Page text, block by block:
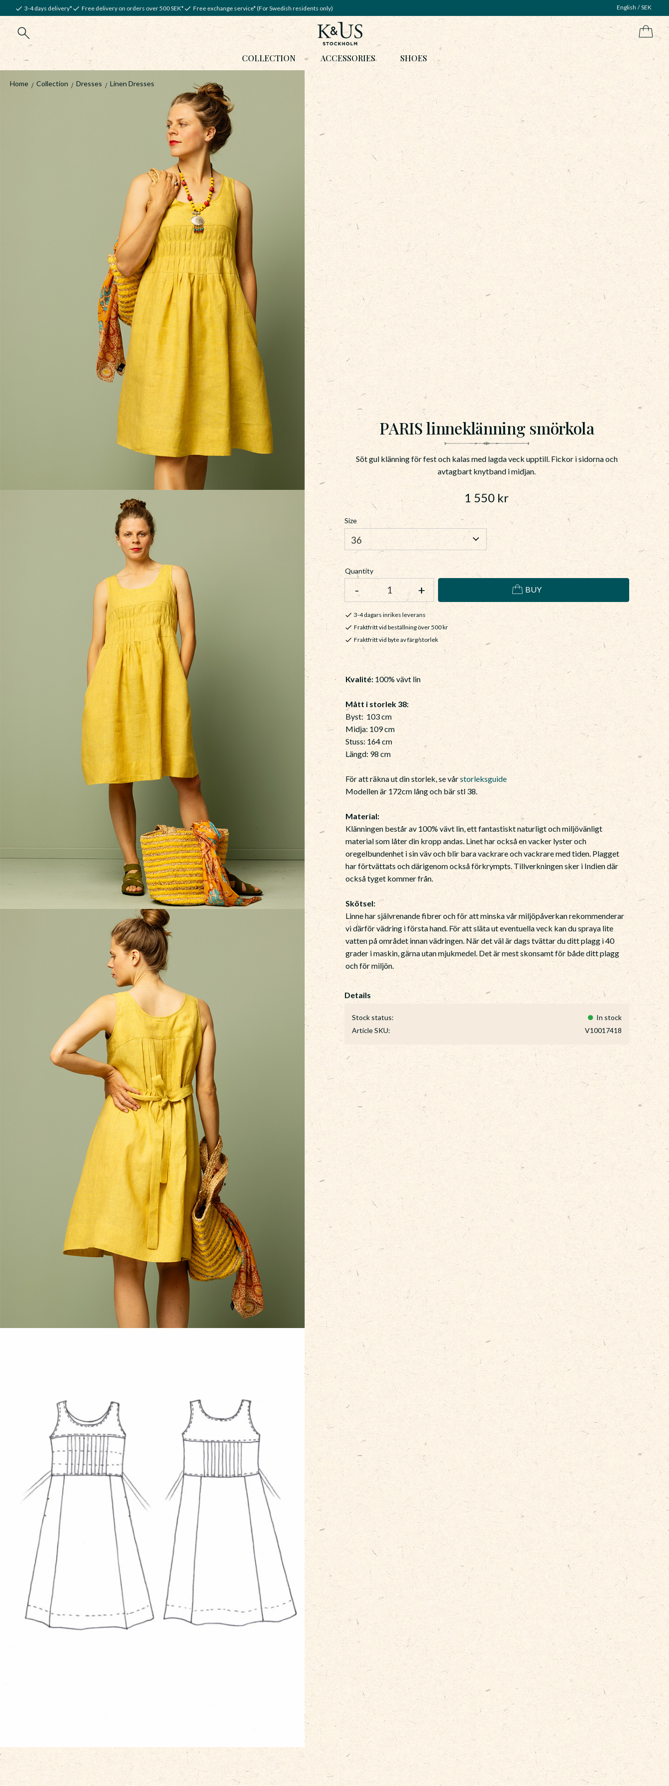
3-4 days delivery* Free delivery on orders over 500 SEK* Free exchange service* (For Swedish residents only)
COLLECTION ACCESSORIES SHOES
English SEK
Home Collection Dresses Linen Dresses
PARIS linneklänning smörkola
Söt gul klänning för fest och kalas med lagda veck upptill. Fickor i sidorna och
avtagbart knytband i midjan.
1 550 kr
Size
Quantity
+
- BUY
3-4 dagars inrikes leverans
Fraktfritt vid beställning över 500 kr
Fraktfritt vid byte av färg/storlek
Stock status
In stock
Article SKU
V10017418
Kvalité: 100% vävt lin
Mått i storlek 38:
Byst: 103 cm
Midja: 109 cm
Stuss: 164 cm
Längd: 98 cm
För att räkna ut din storlek, se vårstorleksguide
Modellen är 172cm lång och bär stl 38.
Material:
Klänningen består av 100% vävt lin, ett fantastiskt naturligt och miljövänligt
material som låter din kropp andas. Linet har också en vacker lyster och
oregelbundenhet i sin väv och blir bara vackrare och vackrare med tiden. Plagget
har förtvättats och därigenom också förkrympts. Tillverkningen sker i Indien där
också tyget kommer från.
Skötsel:
Linne har självrenande fibrer och för att minska vår miljöpåverkan rekommenderar
vi därför vädring i första hand. För att släta ut eventuella veck kan du spraya lite
vatten på området innan vädringen. När det väl är dags tvättar du ditt plagg i 40
grader i maskin, gärna utan mjukmedel. Det är mest skonsamt för både ditt plagg
och för miljön.